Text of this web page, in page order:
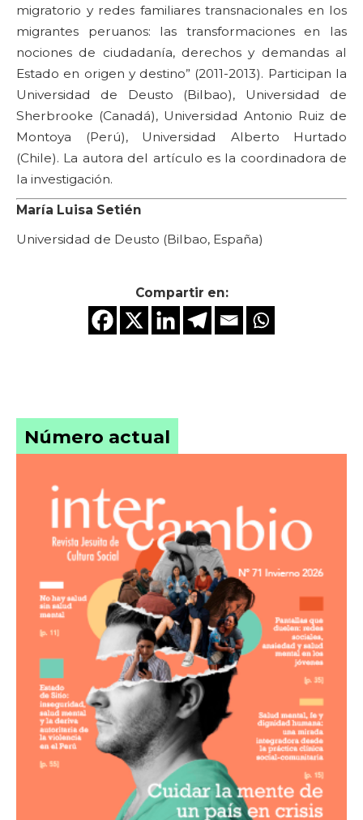
migratorio y redes familiares transnacionales en los
migrantes peruanos: las transformaciones en las
nociones de ciudadanía, derechos y demandas al
Estado en origen y destino” (2011-2013). Participan la
Universidad de Deusto (Bilbao), Universidad de
Sherbrooke (Canadá), Universidad Antonio Ruiz de
Montoya (Perú), Universidad Alberto Hurtado
(Chile). La autora del artículo es la coordinadora de
la investigación.
María Luisa Setién
Universidad de Deusto (Bilbao, España)
Compartir en:
Número actual